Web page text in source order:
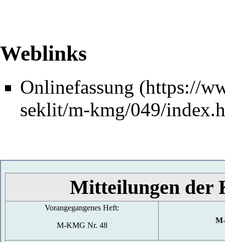
Weblinks
Onlinefassung
Mitteilungen der
Vorangegangenes Heft:
M-KMG Nr. 48